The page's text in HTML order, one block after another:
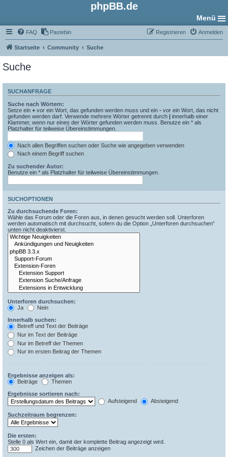
phpBB.de
Menü
FAQ Pastebin Anmelden
Registrieren
Startseite Community Suche
Suche
SUCHANFRAGE
Suche nach Wörtern:
Setze ein + vor ein Wort, das gefunden werden muss und ein - vor ein Wort, das nicht
gefunden werden darf. Verwende mehrere Wörter getrennt durch | innerhalb einer
Klammer, wenn nur eines der Wörter gefunden werden muss. Benutze ein * als
Platzhalter für teilweise Übereinstimmungen.
Nach allen Begriffen suchen oder Suche wie angegeben verwenden
Nach einem Begriff suchen
Zu suchender Autor:
Benutze ein * als Platzhalter für teilweise Übereinstimmungen.
SUCHOPTIONEN
Zu durchsuchende Foren:
Wähle das Forum oder die Foren aus, in denen gesucht werden soll. Unterforen
werden automatisch mit durchsucht, sofern du die Option „Unterforen durchsuchen“
unten nicht deaktivierst.
Unterforen durchsuchen:
Ja
Nein
Innerhalb suchen:
Betreff und Text der Beiträge
Nur im Text der Beiträge
Nur im Betreff der Themen
Nur im ersten Beitrag der Themen
Ergebnisse anzeigen als:
Beiträge
Themen
Ergebnisse sortieren nach:
Aufsteigend
Absteigend
Suchzeitraum begrenzen:
Die ersten:
Stelle 0 als Wert ein, damit der komplette Beitrag angezeigt wird.
Zeichen der Beiträge anzeigen